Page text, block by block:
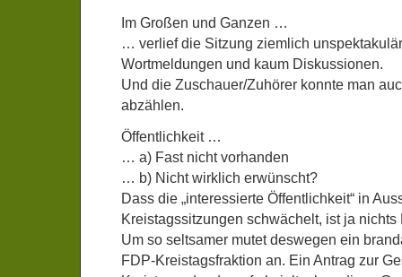
Im Großen und Ganzen …
… verlief die Sitzung ziemlich
Wortmeldungen und kaum Diskussionen.
Und die Zuschauer/Zuhörer konnte man
abzählen.
Öffentlichkeit …
… a) Fast nicht vorhanden
… b) Nicht wirklich erwünscht?
Dass die „interessierte Öffentlichkeit“ in
Kreistagssitzungen schwächelt, ist ja nichts
Um so seltsamer mutet deswegen ein
FDP-Kreistagsfraktion an. Ein Antrag zur